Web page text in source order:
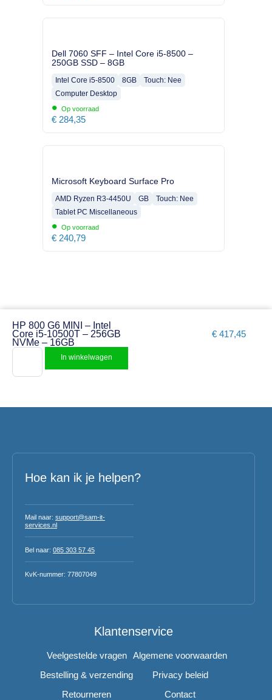
Dell 7060 SFF – Intel Core i5-8500 –
250GB SSD – 8GB
Intel Core i5-8500 8GB
Touch: Nee
Computer Desktop
• Op voorraad
€ 284,35
Microsoft Keyboard Surface Pro
AMD Ryzen R3-4450U GB
Touch: Nee
Tablet PC Miscellaneous
• Op voorraad
€ 240,79
HP 800 G6 MINI – Intel
Core i5-10500T – 256GB
NVMe – 16GB
€ 417,45
In winkelwagen
Hoe kan ik je helpen?
Mail naar: support@sam-it-
services.nl
Bel naar: 085 303 57 45
KvK-nummer: 77807049
Klantenservice
Veelgestelde vragen
Bestelling & verzending
Retourneren
Algemene voorwaarden
Privacy beleid
Contact